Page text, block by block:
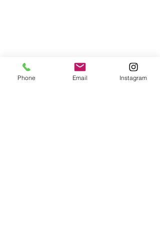
Phone Email Instagram